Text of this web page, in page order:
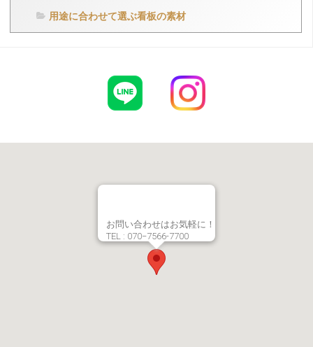
用途に合わせて選ぶ看板の素材
お問い合わせはお気軽に！
TEL : 070−7566-7700